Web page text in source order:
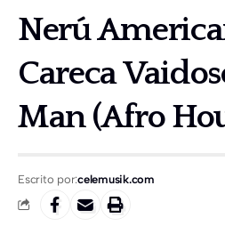
Nerú
Careca
Man (Afro
Escrito por:celemusik.com